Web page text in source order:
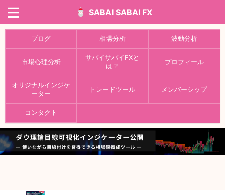
SABAI SABAI FX
ブログ 相場分析 波動分析
市場心理分析
サバイサバイFXと
は？
プロフィール
オリジナルインジケ
ーター
トレードツール メンバーシップ
コンタクト